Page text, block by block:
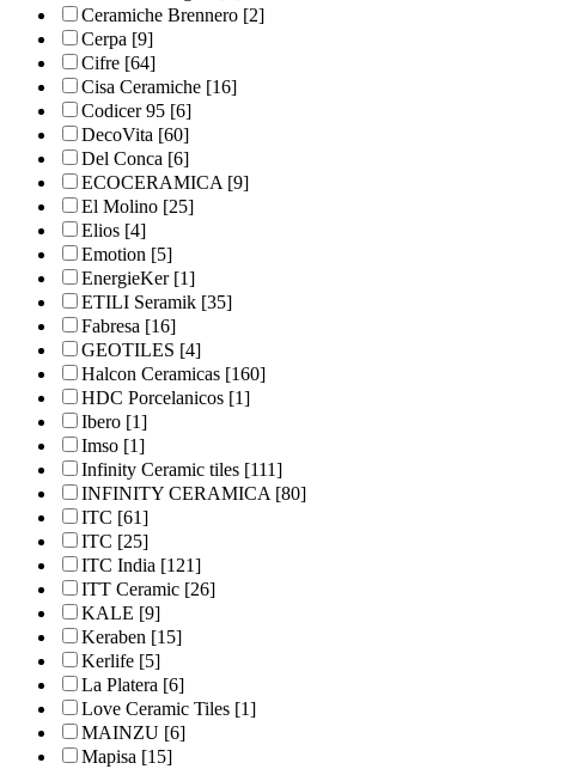
Ceramiche Brennero [2]
Cerpa [9]
Cifre [64]
Cisa Ceramiche [16]
Codicer 95 [6]
DecoVita [60]
Del Conca [6]
ECOCERAMICA[9]
El Molino [25]
Elios [4]
Emotion [5]
EnergieKer[1]
ETILI Seramik [35]
Fabresa [16]
GEOTILES [4]
Halcon Ceramicas [160]
HDC Porcelanicos [1]
Ibero [1]
Imso [1]
Infinity Ceramic tiles [111]
INFINITY CERAMICA[80]
ITC [61]
ITC [25]
ITC India [121]
ITT Ceramic [26]
KALE [9]
Keraben [15]
Kerlife [5]
La Platera [6]
Love Ceramic Tiles [1]
MAINZU [6]
Mapisa [15]